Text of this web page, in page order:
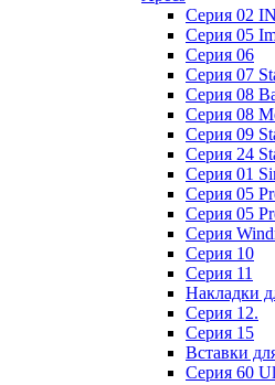
Cерия 02
Cерия 05
Cерия 06
Cерия 07
Cерия 08
Cерия 08
Cерия 09
Cерия 24
Серия 01
Серия 05
Серия 05
Cерия
Серия 10
Серия 11
Накладки
Серия 12.
Серия 15
Вставки
Серия 60